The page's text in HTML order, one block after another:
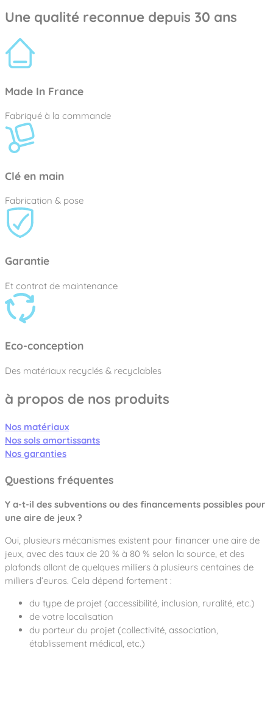
Une qualité reconnue depuis 30 ans
Made In France
Fabriqué à la commande
Clé en main
Fabrication & pose
Garantie
Et contrat de maintenance
Eco-conception
Des matériaux recyclés & recyclables
à propos de nos produits
Nos matériaux
Nos sols amortissants
Nos garanties
Questions fréquentes
Y a-t-il des subventions ou des financements possibles pour
une aire de jeux ?
Oui, plusieurs mécanismes existent pour financer une aire de
jeux, avec des taux de 20 % à 80 % selon la source, et des
plafonds allant de quelques milliers à plusieurs centaines de
milliers d’euros. Cela dépend fortement :
du type de projet (accessibilité, inclusion, ruralité, etc.)
de votre localisation
du porteur du projet (collectivité, association,
établissement médical, etc.)